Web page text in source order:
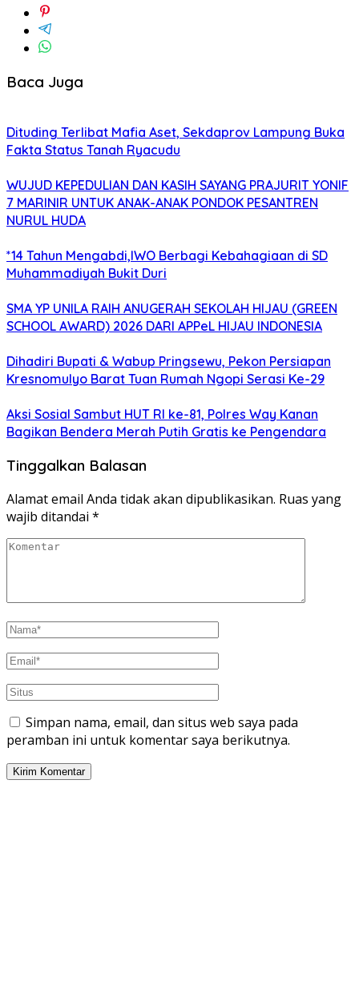
Baca Juga
Dituding Terlibat Mafia Aset, Sekdaprov Lampung Buka
Fakta Status Tanah Ryacudu
WUJUD KEPEDULIAN DAN KASIH SAYANG PRAJURIT YONIF
7 MARINIR UNTUK ANAK-ANAK PONDOK PESANTREN
NURUL HUDA
*14 Tahun Mengabdi,IWO Berbagi Kebahagiaan di SD
Muhammadiyah Bukit Duri
SMA YP UNILA RAIH ANUGERAH SEKOLAH HIJAU (GREEN
SCHOOL AWARD) 2026 DARI APPeL HIJAU INDONESIA
Dihadiri Bupati & Wabup Pringsewu, Pekon Persiapan
Kresnomulyo Barat Tuan Rumah Ngopi Serasi Ke-29
Aksi Sosial Sambut HUT RI ke-81, Polres Way Kanan
Bagikan Bendera Merah Putih Gratis ke Pengendara
Tinggalkan Balasan
Alamat email Anda tidak akan dipublikasikan. Ruas yang
wajib ditandai *
Simpan nama, email, dan situs web saya pada
peramban ini untuk komentar saya berikutnya.